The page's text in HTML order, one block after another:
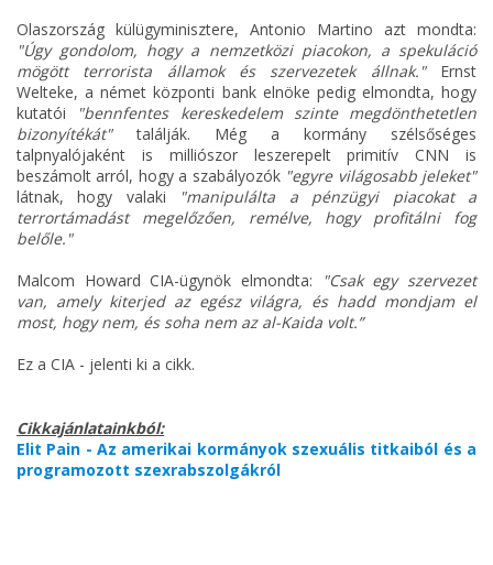
Olaszország külügyminisztere, Antonio Martino azt mondta:
"Úgy gondolom, hogy a nemzetközi piacokon, a spekuláció
mögött terrorista államok és szervezetek állnak."Ernst
Welteke, a német központi bank elnöke pedig elmondta, hogy
kutatói
"bennfentes kereskedelem szinte megdönthetetlen
bizonyítékát"találják. Még a kormány szélsőséges
talpnyalójaként is milliószor leszerepelt primitív CNN is
beszámolt arról, hogy a szabályozók "egyre világosabb jeleket"
látnak, hogy valaki
"manipulálta a pénzügyi piacokat a
terrortámadást megelőzően, remélve, hogy profitálni fog
belőle."
Malcom Howard CIA-ügynök elmondta:
"Csak egy szervezet
van, amely kiterjed az egész világra, és hadd mondjam el
most, hogy nem, és soha nem az al-Kaida volt.”
Ez a CIA - jelenti ki a cikk.
Cikkajánlatainkból:
Elit Pain - Az amerikai kormányok szexuális titkaiból és a
programozott szexrabszolgákról